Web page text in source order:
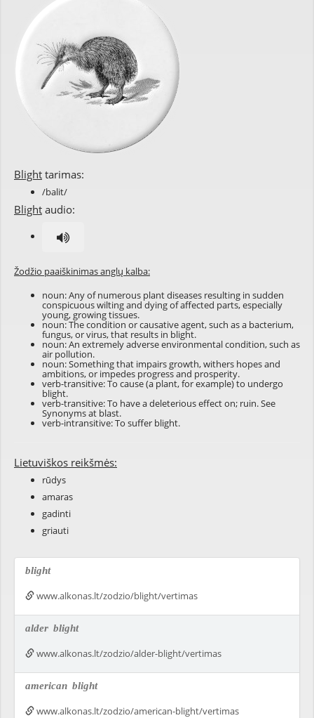
Blight tarimas:
/balit/
Blight audio:
Žodžio paaiškinimas anglų kalba:
noun: Any of numerous plant diseases resulting in sudden
conspicuous wilting and dying of affected parts, especially
young, growing tissues.
noun: The condition or causative agent, such as a bacterium,
fungus, or virus, that results in blight.
noun: An extremely adverse environmental condition, such as
air pollution.
noun: Something that impairs growth, withers hopes and
ambitions, or impedes progress and prosperity.
verb-transitive: To cause (a plant, for example) to undergo
blight.
verb-transitive: To have a deleterious effect on; ruin. See
Synonyms at blast.
verb-intransitive: To suffer blight.
Lietuviškos reikšmės:
rūdys
amaras
gadinti
griauti
blight
www.alkonas.lt/zodzio/blight/vertimas
alder blight
www.alkonas.lt/zodzio/alder-blight/vertimas
american blight
www.alkonas.lt/zodzio/american-blight/vertimas